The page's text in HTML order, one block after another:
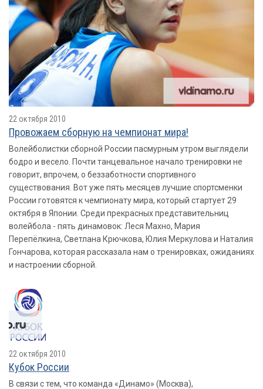
22 октября 2010
Провожаем сборную на чемпионат мира!
Волейболистки сборной России пасмурным утром выглядели
бодро и весело. Почти танцевальное начало тренировки не
говорит, впрочем, о беззаботности спортивного
существования. Вот уже пять месяцев лучшие спортсменки
России готовятся к чемпионату мира, который стартует 29
октября в Японии. Среди прекрасных представительниц
волейбола - пять динамовок: Леся Махно, Мария
Перепёлкина, Светлана Крючкова, Юлия Меркулова и Наталия
Гончарова, которая рассказала нам о тренировках, ожиданиях
и настроении сборной.
22 октября 2010
Кубок России
В связи с тем, что команда «Динамо» (Москва),